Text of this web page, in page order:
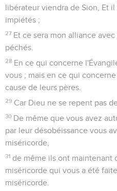
libérateur viendra de Sion, Et
impiétés ;
27 Et ce sera mon alliance
péchés.
28 En ce qui concerne
vous ; mais en ce qui
cause de leurs pères.
29 Car Dieu ne se repent pas
30 De même que vous avez
par leur désobéissance vous
miséricorde,
31 de même ils ont maintenant
miséricorde qui vous a été
miséricorde.